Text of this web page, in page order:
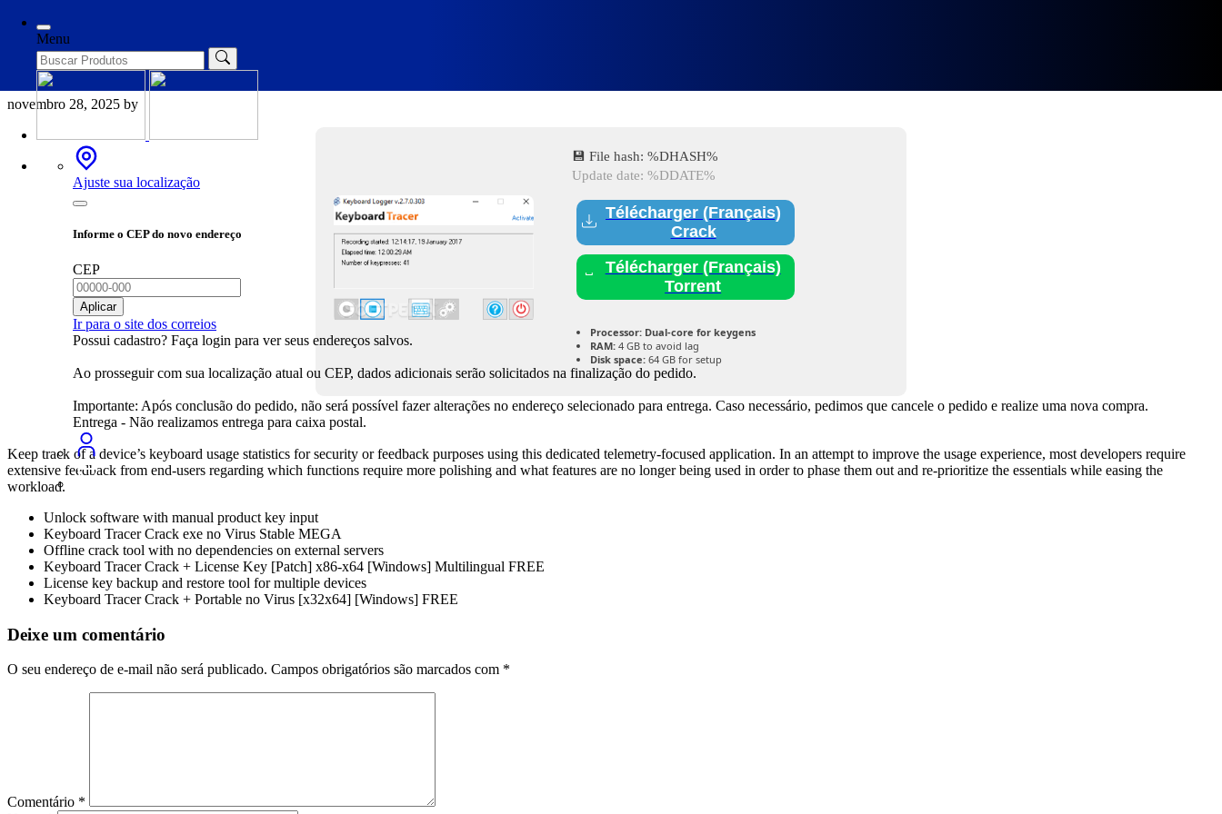
Menu
Ajuste sua localização
Informe o CEP do novo endereço
CEP
Aplicar
Ir para o site dos correios
Possui cadastro? Faça login para ver seus endereços salvos.
Ao prosseguir com sua localização atual ou CEP, dados adicionais serão solicitados na finalização do pedido.
Importante: Após conclusão do pedido, não será possível fazer alterações no endereço selecionado para entrega. Caso necessário, pedimos que cancele o pedido e realize uma nova compra.
Entrega - Não realizamos entrega para caixa postal.
Keyboard Tracer Portable only [Windows] x64 [Stable] Bypass
novembro 28, 2025 by
💾 File hash: %DHASH%
Update date: %DDATE%
Télécharger (Français)
Crack
Télécharger (Français)
Torrent
Processor: Dual-core for keygens
RAM: 4 GB to avoid lag
Disk space: 64 GB for setup
Keep track of a device’s keyboard usage statistics for security or feedback purposes using this dedicated telemetry-focused application. In an attempt to improve the usage experience, most developers require
extensive feedback from end-users regarding which functions require more polishing and what features are no longer being used in order to phase them out and re-prioritize the essentials while easing the
workload.
Unlock software with manual product key input
Keyboard Tracer Crack exe no Virus Stable MEGA
Offline crack tool with no dependencies on external servers
Keyboard Tracer Crack + License Key [Patch] x86-x64 [Windows] Multilingual FREE
License key backup and restore tool for multiple devices
Keyboard Tracer Crack + Portable no Virus [x32x64] [Windows] FREE
Deixe um comentário
O seu endereço de e-mail não será publicado. Campos obrigatórios são marcados com *
Comentário *